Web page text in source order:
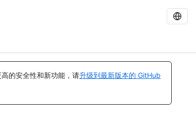
的安全性和新功能，请升级到最新版本的 GitHub